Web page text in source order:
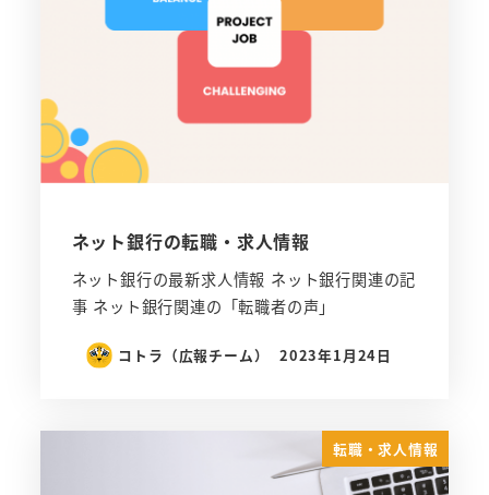
ネット銀行の転職・求人情報
ネット銀行の最新求人情報 ネット銀行関連の記
事 ネット銀行関連の「転職者の声」
コトラ（広報チーム） 2023年1月24日
転職・求人情報